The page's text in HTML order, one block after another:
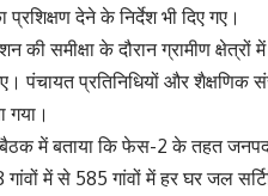
प्रशिक्षण देने के निर्देश भी दिए गए।
की समीक्षा के दौरान ग्रामीण
पंचायत प्रतिनिधियों और शैक्षणिक
गया।
बैठक में बताया कि फेस-2 के तहत
में से 585 गांवों में हर घर जल